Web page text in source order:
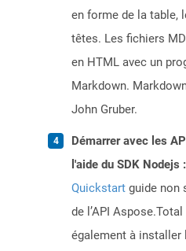
en forme de la table,
têtes. Les fichiers
en HTML avec un
Markdown.
John Gruber.
Démarrer avec les
l'aide du SDK
Quickstart guide non
de l’API
également à installer